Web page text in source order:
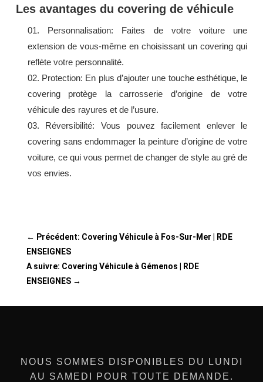
Les avantages du covering de véhicule
Personnalisation: Faites de votre voiture une
extension de vous-même en choisissant un covering qui
reflète votre personnalité.
Protection: En plus d’ajouter une touche esthétique, le
covering protège la carrosserie d’origine de votre
véhicule des rayures et de l’usure.
Réversibilité: Vous pouvez facilement enlever le
covering sans endommager la peinture d’origine de votre
voiture, ce qui vous permet de changer de style au gré de
vos envies.
← Précédent: Covering Véhicule à Fos-Sur-Mer | RDE
ENSEIGNES
A suivre: Covering Véhicule à Gémenos | RDE
ENSEIGNES→
NOUS SOMMES DISPONIBLES DU LUNDI
AU SAMEDI POUR TOUTE DEMANDE.